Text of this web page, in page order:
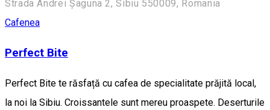
Strada Andrei Șaguna 2, Sibiu 550009, Romania
Cafenea
Perfect Bite
Perfect Bite te răsfață cu cafea de specialitate prăjită local,
la noi la Sibiu. Croissantele sunt mereu proaspete. Deserturile